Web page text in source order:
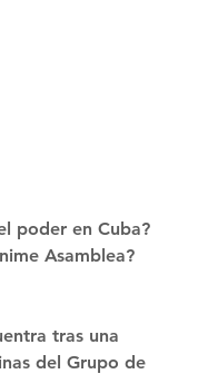
poder en Cuba?
Asamblea?
tras una
del Grupo de